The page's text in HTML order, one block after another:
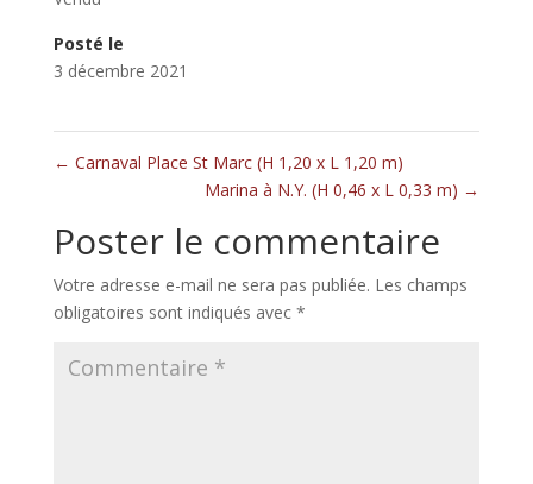
Posté le
3 décembre 2021
← Carnaval Place St Marc (H 1,20 x L 1,20 m)
Marina à N.Y. (H 0,46 x L 0,33 m) →
Poster le commentaire
Votre adresse e-mail ne sera pas publiée. Les champs
obligatoires sont indiqués avec *